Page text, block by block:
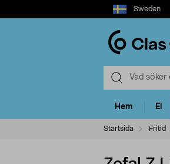
Select
market
Sweden
Hem El
Startsida Fritid